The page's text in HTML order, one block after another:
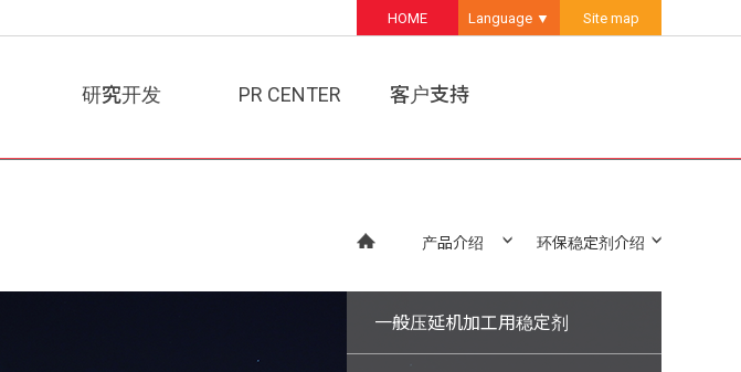
HOME Language ▼ Site map
研究开发 PR CENTER 客户支持
业务协议
产品介绍 环保稳定剂介绍
一般压延机加工用稳定剂